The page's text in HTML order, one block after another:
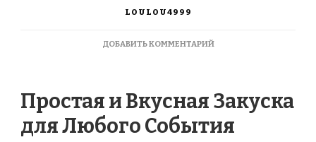
LOULOU4999
ДОБАВИТЬ КОММЕНТАРИЙК
ЧЕСНОКОМ
И
ПЕРЦЕМ
Простая и Вкусная Закуска
для Любого События